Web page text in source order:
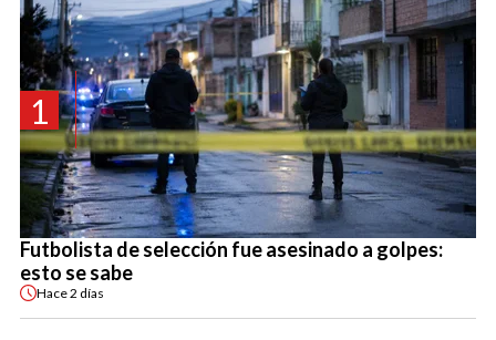
1
Futbolista de selección fue asesinado a golpes:
esto se sabe
Hace2 días